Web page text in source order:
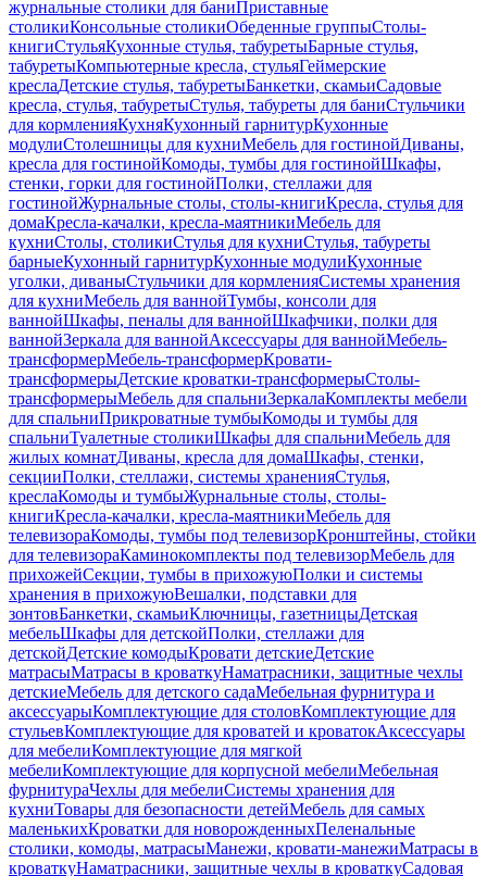
журнальные столики для баниПриставные
столикиКонсольные столикиОбеденные группыСтолы-
книгиСтульяКухонные стулья, табуретыБарные стулья,
табуретыКомпьютерные кресла, стульяГеймерские
креслаДетские стулья, табуретыБанкетки, скамьиСадовые
кресла, стулья, табуретыСтулья, табуреты для баниСтульчики
для кормленияКухняКухонный гарнитурКухонные
модулиСтолешницы для кухниМебель для гостинойДиваны,
кресла для гостинойКомоды, тумбы для гостинойШкафы,
стенки, горки для гостинойПолки, стеллажи для
гостинойЖурнальные столы, столы-книгиКресла, стулья для
домаКресла-качалки, кресла-маятникиМебель для
кухниСтолы, столикиСтулья для кухниСтулья, табуреты
барныеКухонный гарнитурКухонные модулиКухонные
уголки, диваныСтульчики для кормленияСистемы хранения
для кухниМебель для ваннойТумбы, консоли для
ваннойШкафы, пеналы для ваннойШкафчики, полки для
ваннойЗеркала для ваннойАксессуары для ваннойМебель-
трансформерМебель-трансформерКровати-
трансформерыДетские кроватки-трансформерыСтолы-
трансформерыМебель для спальниЗеркалаКомплекты мебели
для спальниПрикроватные тумбыКомоды и тумбы для
спальниТуалетные столикиШкафы для спальниМебель для
жилых комнатДиваны, кресла для домаШкафы, стенки,
секцииПолки, стеллажи, системы храненияСтулья,
креслаКомоды и тумбыЖурнальные столы, столы-
книгиКресла-качалки, кресла-маятникиМебель для
телевизораКомоды, тумбы под телевизорКронштейны, стойки
для телевизораКаминокомплекты под телевизорМебель для
прихожейСекции, тумбы в прихожуюПолки и системы
хранения в прихожуюВешалки, подставки для
зонтовБанкетки, скамьиКлючницы, газетницыДетская
мебельШкафы для детскойПолки, стеллажи для
детскойДетские комодыКровати детскиеДетские
матрасыМатрасы в кроваткуНаматрасники, защитные чехлы
детскиеМебель для детского садаМебельная фурнитура и
аксессуарыКомплектующие для столовКомплектующие для
стульевКомплектующие для кроватей и кроватокАксессуары
для мебелиКомплектующие для мягкой
мебелиКомплектующие для корпусной мебелиМебельная
фурнитураЧехлы для мебелиСистемы хранения для
кухниТовары для безопасности детейМебель для самых
маленькихКроватки для новорожденныхПеленальные
столики, комоды, матрасыМанежи, кровати-манежиМатрасы в
кроваткуНаматрасники, защитные чехлы в кроваткуСадовая